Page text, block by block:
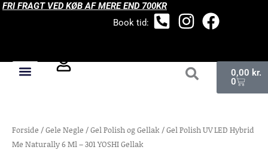
Gå
Book tid:
FRI FRAGT VED KØB AF MERE END 700KR
0,00 kr.
0
Kurv
Forside /Gele Negle /Gel Polish og Gellak / Gel Polish UV LED Hybrid
Me Naturally 6 Ml – 301 YOSHI Gellak
Polish
UV